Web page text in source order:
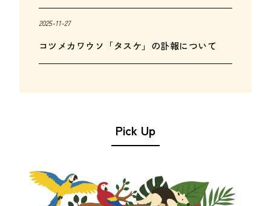
2025-11-27
コツメカワウソ「タスケ」の訃報について
Pick Up